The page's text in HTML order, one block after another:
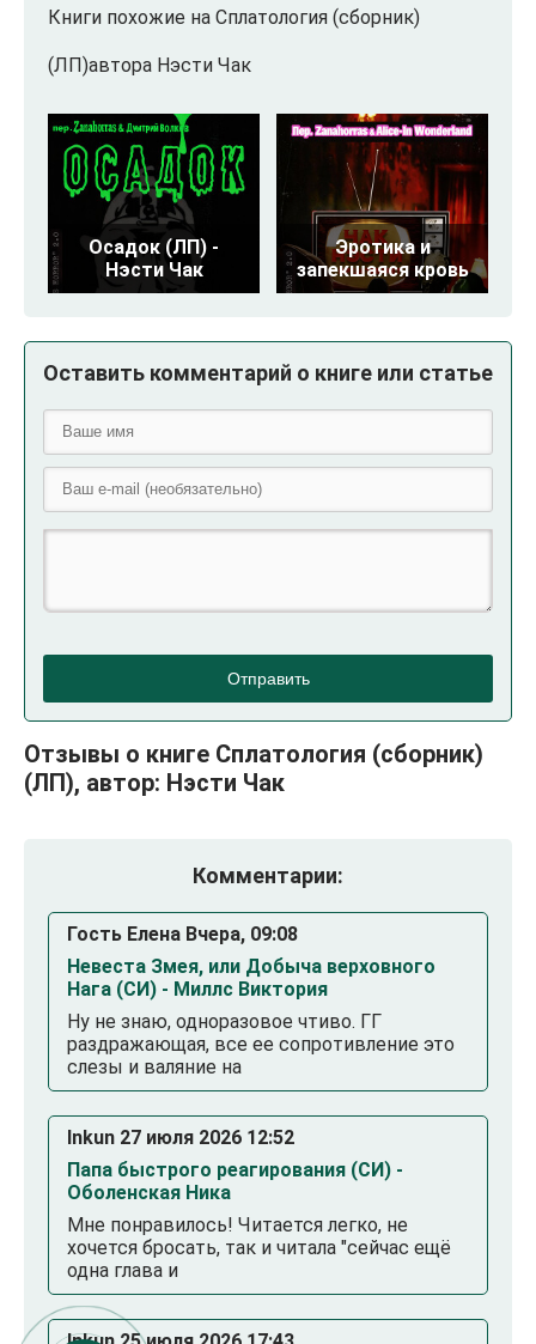
Книги похожие на Сплатология (сборник)
(ЛП)автора Нэсти Чак
Осадок (ЛП) -
Нэсти Чак
Эротика и
запекшаяся кровь
Оставить комментарий о книге или статье
Отправить
Отзывы о книге Сплатология (сборник)
(ЛП), автор: Нэсти Чак
Комментарии:
Гость Елена Вчера, 09:08
Невеста Змея, или Добыча верховного
Нага (СИ) - Миллс Виктория
Ну не знаю, одноразовое чтиво. ГГ
раздражающая, все ее сопротивление это
слезы и валяние на
Inkun 27 июля 2026 12:52
Папа быстрого реагирования (СИ) -
Оболенская Ника
Мне понравилось! Читается легко, не
хочется бросать, так и читала "сейчас ещё
одна глава и